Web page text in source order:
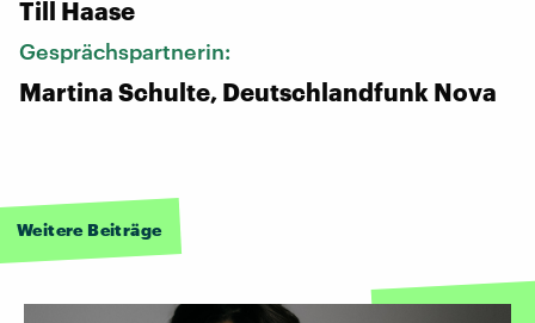
Till Haase
Gesprächspartnerin:
Martina Schulte, Deutschlandfunk Nova
Weitere Beiträge